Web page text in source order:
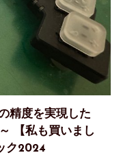
精度を実現した
【私も買いまし
ク2024